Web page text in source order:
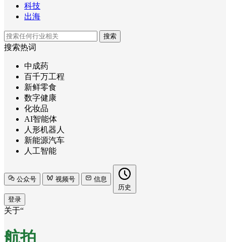
科技
出海
搜索
搜索热词
中成药
百千万工程
新鲜零食
数字健康
化妆品
AI智能体
人形机器人
新能源汽车
人工智能
公众号 视频号
信息
历史
登录
关于“
航拍